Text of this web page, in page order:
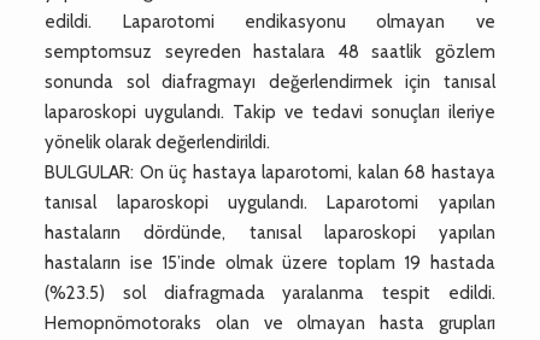
edildi. Laparotomi endikasyonu olmayan ve
semptomsuz seyreden hastalara 48 saatlik gözlem
sonunda sol diafragmayı değerlendirmek için tanısal
laparoskopi uygulandı. Takip ve tedavi sonuçları ileriye
yönelik olarak değerlendirildi.
BULGULAR: On üç hastaya laparotomi, kalan 68 hastaya
tanısal laparoskopi uygulandı. Laparotomi yapılan
hastaların dördünde, tanısal laparoskopi yapılan
hastaların ise 15’inde olmak üzere toplam 19 hastada
(%23.5) sol diafragmada yaralanma tespit edildi.
Hemopnömotoraks olan ve olmayan hasta grupları